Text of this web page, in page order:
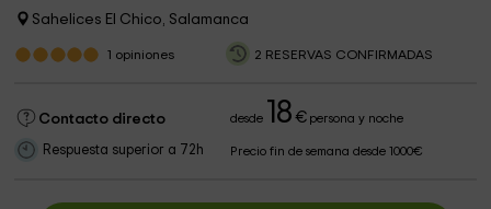
Sahelices El Chico, Salamanca
1 opiniones 2 RESERVAS CONFIRMADAS
Contacto directo desde 18 €persona y noche
Respuesta superior a 72h Precio fin de semana desde 1000€